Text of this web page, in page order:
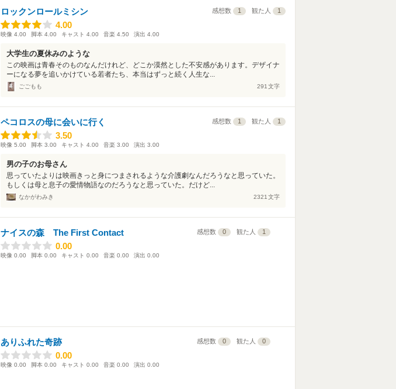
ロックンロールミシン 感想数 1 観た人 1
4.00
4.00
映像 4.00 脚本 4.00 キャスト 4.00 音楽 4.50 演出 4.00
大学生の夏休みのような
この映画は青春そのものなんだけれど、どこか漠然とした不安感があります。デザイナ
ーになる夢を追いかけている若者たち、本当はずっと続く人生な...
ごごもも 291 文字
ペコロスの母に会いに行く 感想数 1 観た人 1
3.50
3.50
映像 5.00 脚本 3.00 キャスト 4.00 音楽 3.00 演出 3.00
男の子のお母さん
思っていたよりは映画きっと身につまされるような介護劇なんだろうなと思っていた。
もしくは母と息子の愛情物語なのだろうなと思っていた。だけど...
なかがわみき 2321 文字
ナイスの森 The First Contact 感想数 0 観た人 1
0.00
0.00
映像 0.00 脚本 0.00 キャスト 0.00 音楽 0.00 演出 0.00
ありふれた奇跡 感想数 0 観た人 0
0.00
0.00
映像 0.00 脚本 0.00 キャスト 0.00 音楽 0.00 演出 0.00